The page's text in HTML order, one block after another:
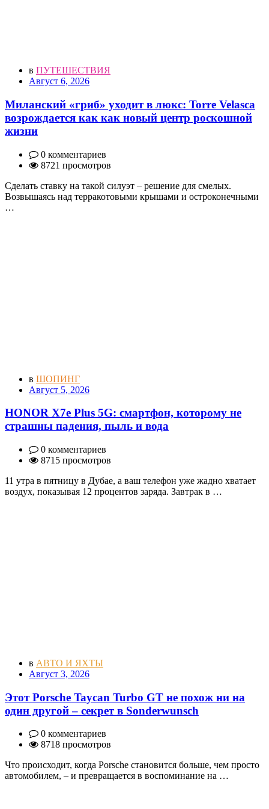
в ПУТЕШЕСТВИЯ
Август 6, 2026
Миланский «гриб» уходит в люкс: Torre Velasca
возрождается как как новый центр роскошной
жизни
0 комментариев
8721 просмотров
Сделать ставку на такой силуэт – решение для смелых.
Возвышаясь над терракотовыми крышами и остроконечными
…
в ШОПИНГ
Август 5, 2026
HONOR X7e Plus 5G: смартфон, которому не
страшны падения, пыль и вода
0 комментариев
8715 просмотров
11 утра в пятницу в Дубае, а ваш телефон уже жадно хватает
воздух, показывая 12 процентов заряда. Завтрак в …
в АВТО И ЯХТЫ
Август 3, 2026
Этот Porsche Taycan Turbo GT не похож ни на
один другой – секрет в Sonderwunsch
0 комментариев
8718 просмотров
Что происходит, когда Porsche становится больше, чем просто
автомобилем, – и превращается в воспоминание на …